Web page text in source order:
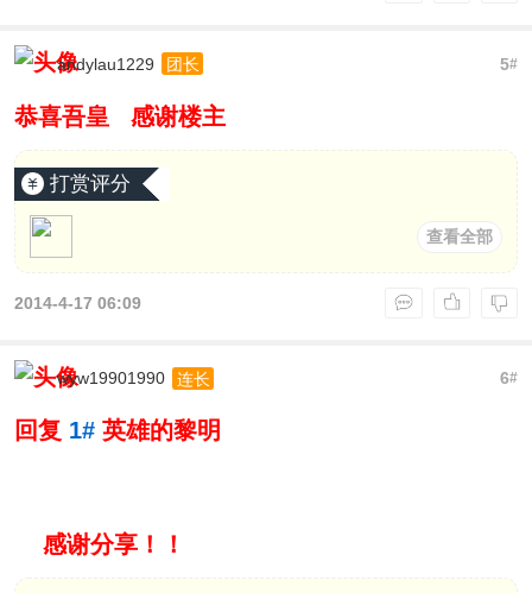
5#
andylau1229 团长
恭喜吾皇 感谢楼主
打赏评分
查看全部
2014-4-17 06:09
6#
wyw19901990 连长
回复 1# 英雄的黎明
感谢分享！！